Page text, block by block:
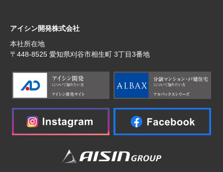
アイシン開発株式会社
本社所在地
〒448‐8525 愛知県刈谷市相生町 3丁目3番地